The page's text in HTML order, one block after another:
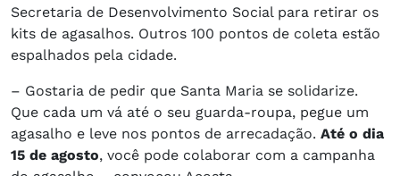
Secretaria de Desenvolvimento Social para retirar os
kits de agasalhos. Outros 100 pontos de coleta estão
espalhados pela cidade.
– Gostaria de pedir que Santa Maria se solidarize.
Que cada um vá até o seu guarda-roupa, pegue um
agasalho e leve nos pontos de arrecadação. Até o dia
15 de agosto, você pode colaborar com a campanha